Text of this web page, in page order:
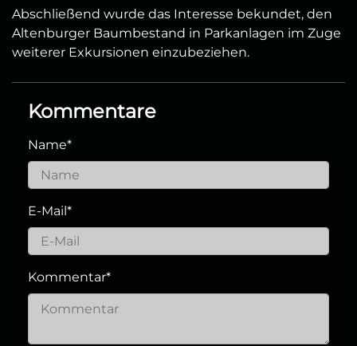
Abschließend wurde das Interesse bekundet, den
Altenburger Baumbestand in Parkanlagen im Zuge
weiterer Exkursionen einzubeziehen.
Kommentare
Name*
E-Mail*
Kommentar*